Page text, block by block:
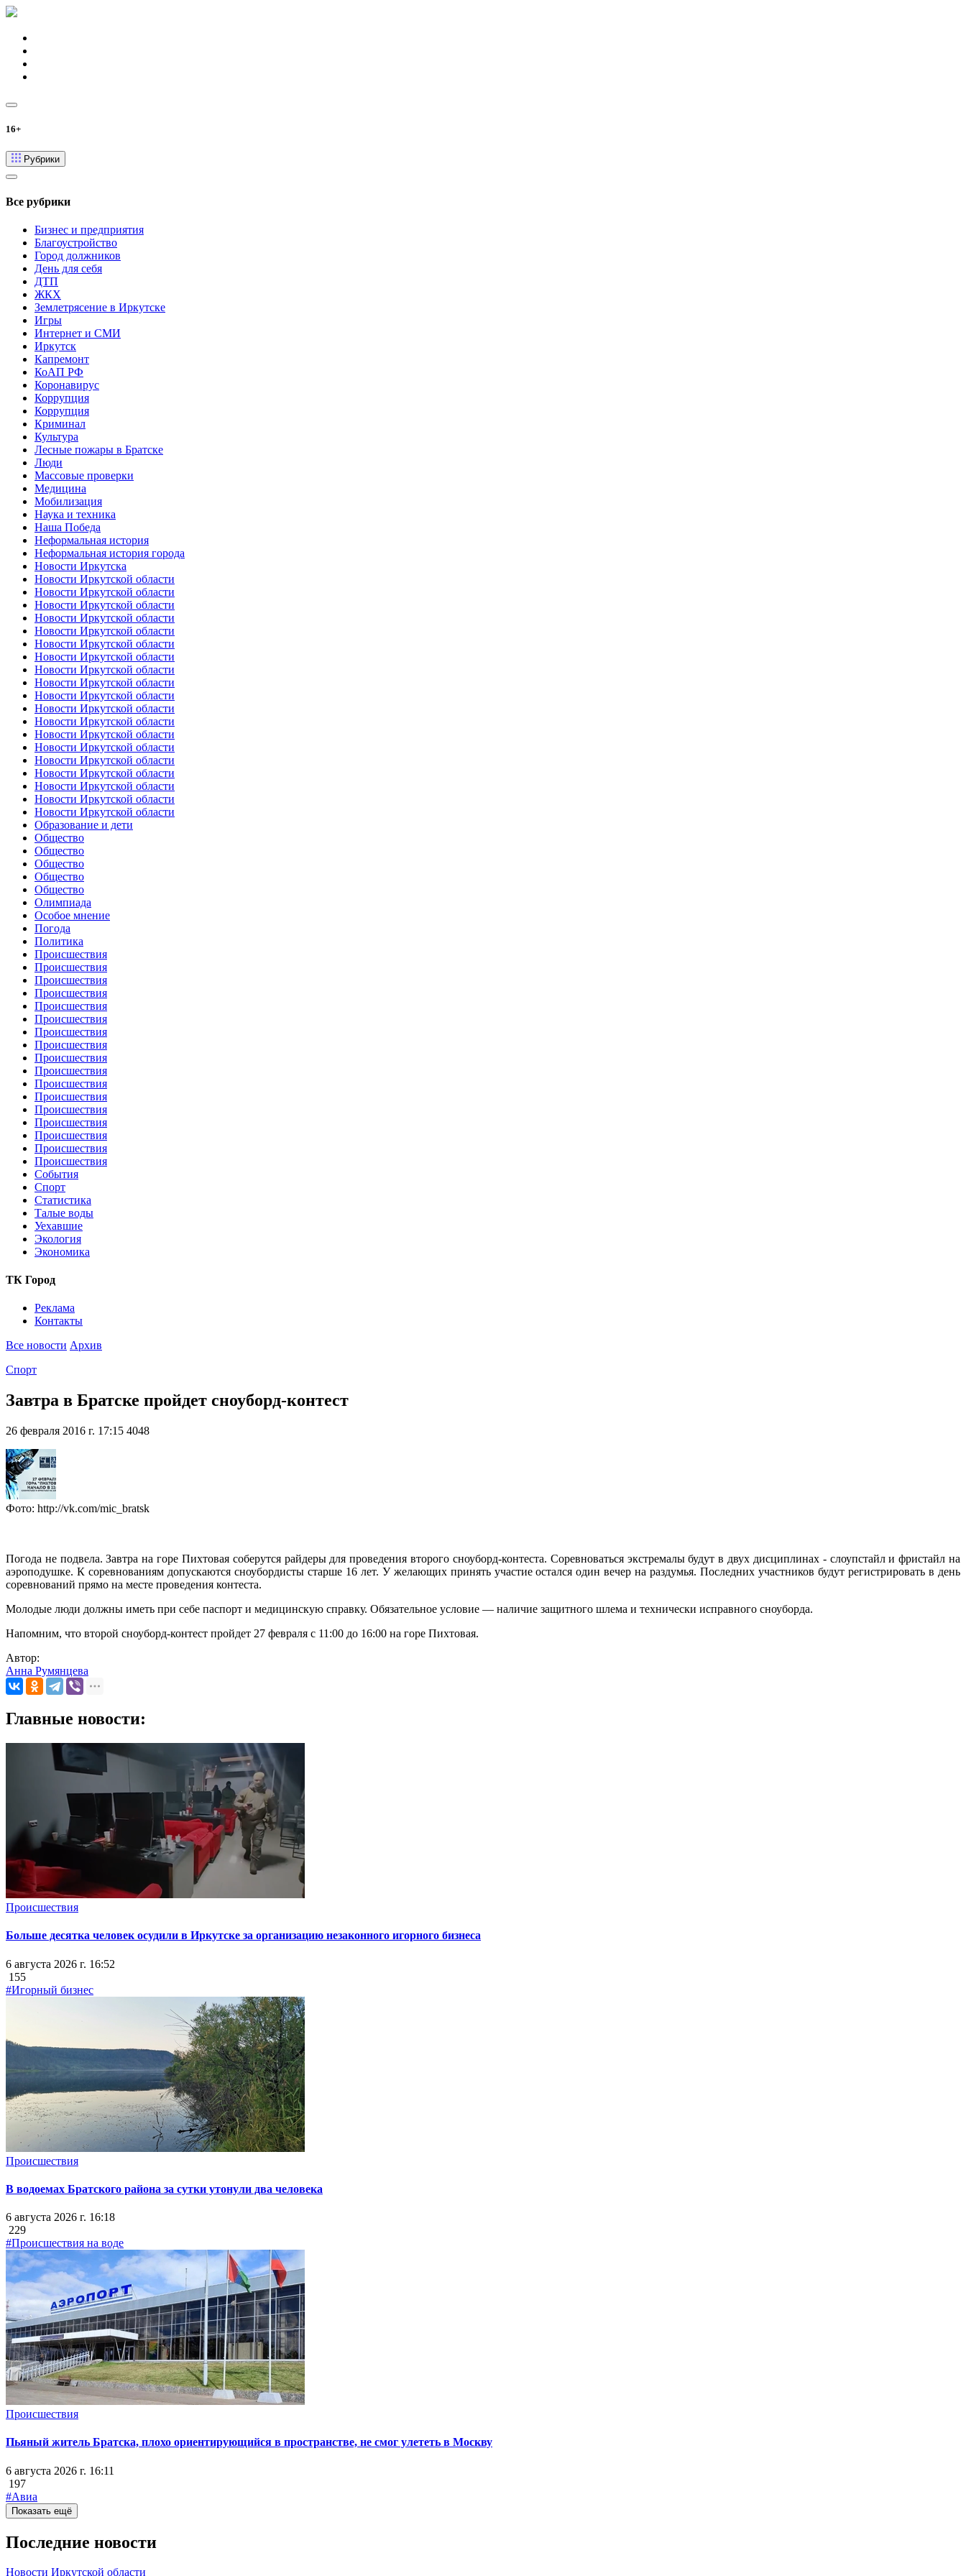
16+
Рубрики
Все рубрики
Бизнес и предприятия
Благоустройство
Город должников
День для себя
ДТП
ЖКХ
Землетрясение в Иркутске
Игры
Интернет и СМИ
Иркутск
Капремонт
КоАП РФ
Коронавирус
Коррупция
Коррупция
Криминал
Культура
Лесные пожары в Братске
Люди
Массовые проверки
Медицина
Мобилизация
Наука и техника
Наша Победа
Неформальная история
Неформальная история города
Новости Иркутска
Новости Иркутской области
Новости Иркутской области
Новости Иркутской области
Новости Иркутской области
Новости Иркутской области
Новости Иркутской области
Новости Иркутской области
Новости Иркутской области
Новости Иркутской области
Новости Иркутской области
Новости Иркутской области
Новости Иркутской области
Новости Иркутской области
Новости Иркутской области
Новости Иркутской области
Новости Иркутской области
Новости Иркутской области
Новости Иркутской области
Новости Иркутской области
Образование и дети
Общество
Общество
Общество
Общество
Общество
Олимпиада
Особое мнение
Погода
Политика
Происшествия
Происшествия
Происшествия
Происшествия
Происшествия
Происшествия
Происшествия
Происшествия
Происшествия
Происшествия
Происшествия
Происшествия
Происшествия
Происшествия
Происшествия
Происшествия
Происшествия
События
Спорт
Статистика
Талые воды
Уехавшие
Экология
Экономика
ТК Город
Реклама
Контакты
Все новости Архив
Спорт
Завтра в Братске пройдет сноуборд-контест
26 февраля 2016 г. 17:15 4048
Фото: http://vk.com/mic_bratsk
Погода не подвела. Завтра на горе Пихтовая соберутся райдеры для проведения второго сноуборд-контеста. Соревноваться экстремалы будут в двух дисциплинах - слоупстайл и фристайл на
аэроподушке. К соревнованиям допускаются сноубордисты старше 16 лет. У желающих принять участие остался один вечер на раздумья. Последних участников будут регистрировать в день
соревнований прямо на месте проведения контеста.
Молодые люди должны иметь при себе паспорт и медицинскую справку. Обязательное условие — наличие защитного шлема и технически исправного сноуборда.
Напомним, что второй сноуборд-контест пройдет 27 февраля с 11:00 до 16:00 на горе Пихтовая.
Автор:
Анна Румянцева
Главные новости:
Происшествия
Больше десятка человек осудили в Иркутске за организацию незаконного игорного бизнеса
6 августа 2026 г. 16:52
155
#Игорный бизнес
Происшествия
В водоемах Братского района за сутки утонули два человека
6 августа 2026 г. 16:18
229
#Происшествия на воде
Происшествия
Пьяный житель Братска, плохо ориентирующийся в пространстве, не смог улететь в Москву
6 августа 2026 г. 16:11
197
#Авиа
Показать ещё
Последние новости
Новости Иркутской области